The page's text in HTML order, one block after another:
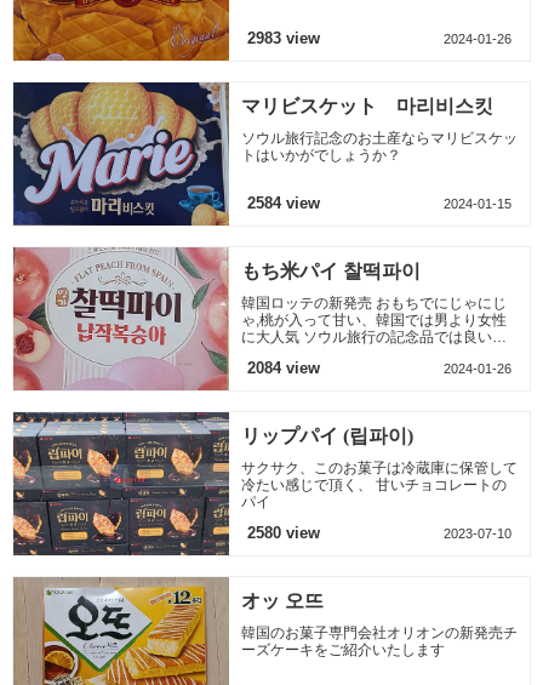
2983 view 2024-01-26
マリビスケット 마리비스킷
ソウル旅行記念のお土産ならマリビスケッ
トはいかがでしょうか？
2584 view 2024-01-15
もち米パイ 찰떡파이
韓国ロッテの新発売 おもちでにじゃにじ
ゃ,桃が入って甘い、韓国では男より女性
に大人気 ソウル旅行の記念品では良いも
2084 view 2024-01-26
リップパイ (립파이)
サクサク、このお菓子は冷蔵庫に保管して
冷たい感じで頂く、 甘いチョコレートの
パイ
2580 view 2023-07-10
オッ 오뜨
韓国のお菓子専門会社オリオンの新発売チ
ーズケーキをご紹介いたします